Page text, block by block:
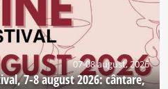
07-08 august, 2026
7-8 august 2026: cântare,